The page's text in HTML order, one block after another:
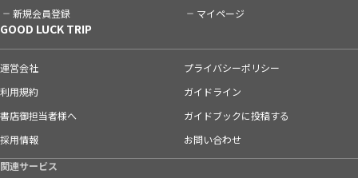
新規会員登録 マイページ
GOOD LUCK TRIP
運営会社
プライバシーポリシー
利用規約
ガイドライン
書店御担当者様へ
ガイドブックに投稿する
採用情報
お問い合わせ
関連サービス